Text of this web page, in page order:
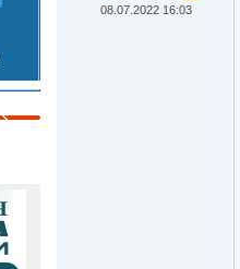
08.07.2022 16:03